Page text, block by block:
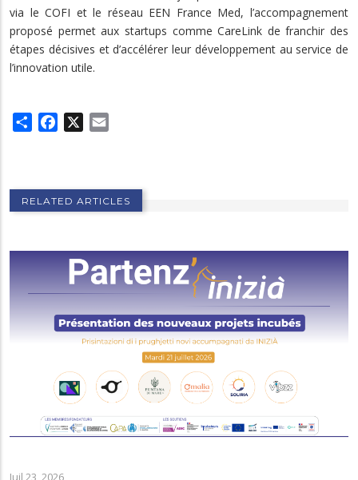
via le COFI et le réseau EEN France Med, l’accompagnement
proposé permet aux startups comme CareLink de franchir des
étapes décisives et d’accélérer leur développement au service de
l’innovation utile.
Share Facebook
RELATED ARTICLES
Juil 23, 2026